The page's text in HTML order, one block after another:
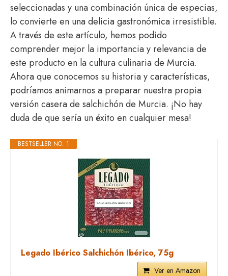
seleccionadas y una combinación única de especias,
lo convierte en una delicia gastronómica irresistible.
A través de este artículo, hemos podido
comprender mejor la importancia y relevancia de
este producto en la cultura culinaria de Murcia.
Ahora que conocemos su historia y características,
podríamos animarnos a preparar nuestra propia
versión casera de salchichón de Murcia. ¡No hay
duda de que sería un éxito en cualquier mesa!
BESTSELLER NO. 1
Legado Ibérico Salchichón Ibérico, 75g
Ver en Amazon